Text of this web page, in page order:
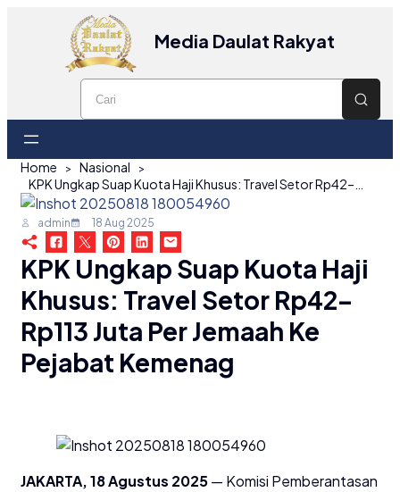
Media Daulat Rakyat
Home
Nasional
admin 18 Aug 2025
KPK Ungkap Suap Kuota Haji
Khusus: Travel Setor Rp42–
Rp113 Juta Per Jemaah Ke
Pejabat Kemenag
JAKARTA, 18 Agustus 2025— Komisi Pemberantasan